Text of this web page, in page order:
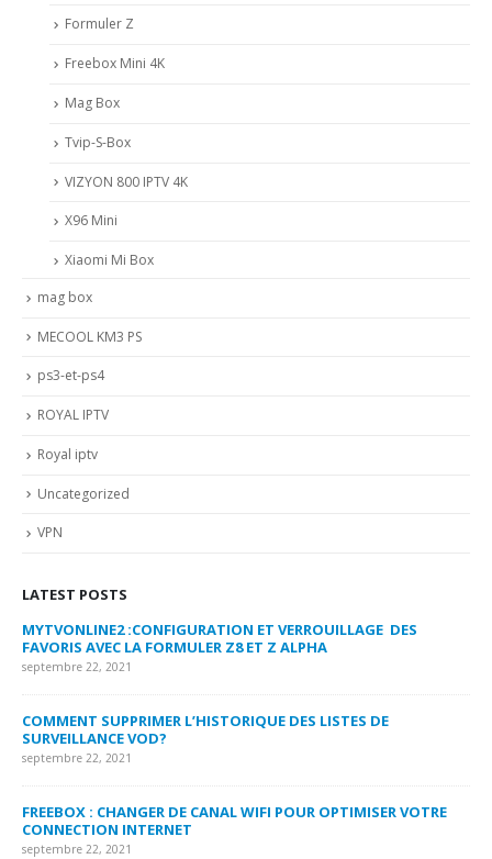
Formuler Z
Freebox Mini 4K
Mag Box
Tvip-S-Box
VIZYON 800 IPTV 4K
X96 Mini
Xiaomi Mi Box
mag box
MECOOL KM3 PS
ps3-et-ps4
ROYAL IPTV
Royal iptv
Uncategorized
VPN
LATEST POSTS
MYTVONLINE2 :CONFIGURATION ET VERROUILLAGE DES
FAVORIS AVEC LA FORMULER Z8 ET Z ALPHA
septembre 22, 2021
COMMENT SUPPRIMER L’HISTORIQUE DES LISTES DE
SURVEILLANCE VOD?
septembre 22, 2021
FREEBOX : CHANGER DE CANAL WIFI POUR OPTIMISER VOTRE
CONNECTION INTERNET
septembre 22, 2021